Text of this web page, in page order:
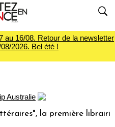
au 16/08. Retour de la newsletter
2026. Bel été !
la première librairie du